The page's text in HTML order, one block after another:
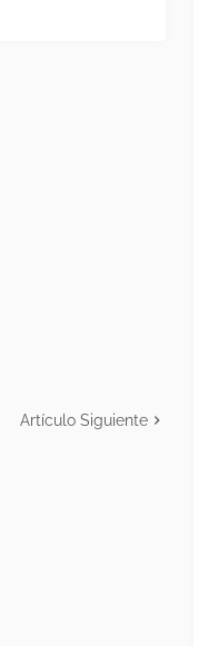
Artículo Siguiente